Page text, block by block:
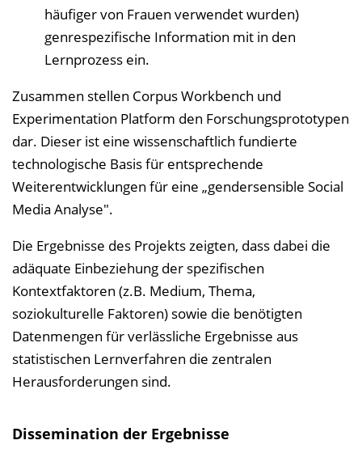
häufiger von Frauen verwendet wurden)
genrespezifische Information mit in den
Lernprozess ein.
Zusammen stellen Corpus Workbench und
Experimentation Platform den Forschungsprototypen
dar. Dieser ist eine wissenschaftlich fundierte
technologische Basis für entsprechende
Weiterentwicklungen für eine „gendersensible Social
Media Analyse".
Die Ergebnisse des Projekts zeigten, dass dabei die
adäquate Einbeziehung der spezifischen
Kontextfaktoren (z.B. Medium, Thema,
soziokulturelle Faktoren) sowie die benötigten
Datenmengen für verlässliche Ergebnisse aus
statistischen Lernverfahren die zentralen
Herausforderungen sind.
Dissemination der Ergebnisse